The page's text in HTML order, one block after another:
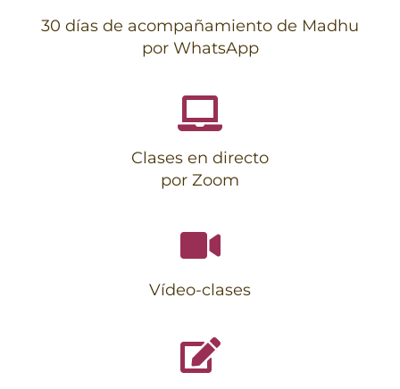
30 días de acompañamiento de Madhu
por WhatsApp
Clases en directo
por Zoom
Vídeo-clases